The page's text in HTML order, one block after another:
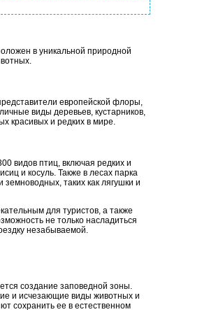
в уникальной природной
европейской флоры,
виды деревьев, кустарников,
красивых и редких в мире.
видов птиц, включая редких и
и косуль. Также в лесах парка
таких как лягушки и
для туристов, а также
не только насладиться
незабываемой.
создание заповедной зоны.
и исчезающие виды животных и
сохранить ее в естественном